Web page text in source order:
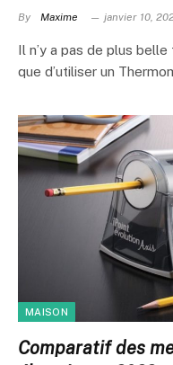
By Maxime janvier 10,
Il n’y a pas de plus
que d’utiliser un
MAISON
Comparatif des